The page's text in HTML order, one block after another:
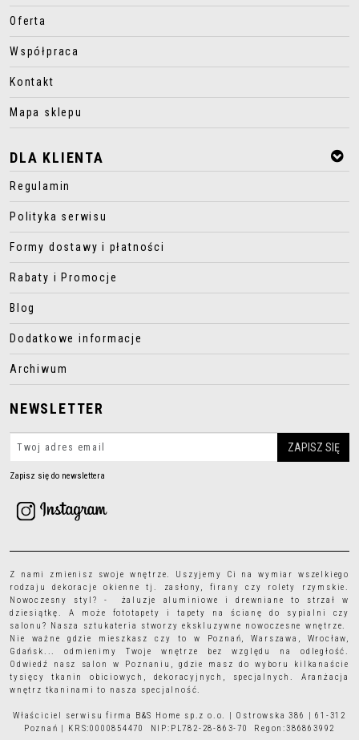
Oferta
Współpraca
Kontakt
Mapa sklepu
DLA KLIENTA
Regulamin
Polityka serwisu
Formy dostawy i płatności
Rabaty i Promocje
Blog
Dodatkowe informacje
Archiwum
NEWSLETTER
Zapisz się do newslettera
Z nami zmienisz swoje wnętrze. Uszyjemy Ci na wymiar wszelkiego
rodzajudekoracje okienne tj. zasłony, firany czy rolety rzymskie.
Nowoczesny styl? - żaluzje aluminiowe i drewniane to strzał w
dziesiątkę. A może fototapety i tapety
na ścianę do sypialni czy
salonu? Nasza sztukateria stworzy ekskluzywne nowoczesne wnętrze.
Nie ważne gdzie mieszkasz czy to w Poznań, Warszawa, Wrocław,
Gdańsk... odmienimy Twoje wnętrze bez względu na odległość.
Odwiedź nasz salon w Poznaniu, gdzie masz do wyboru kilkanaście
tysięcytkanin obiciowych , dekoracyjnych, specjalnych. Aranżacja
wnętrz tkaninami to nasza specjalność.
Właściciel serwisu firma B&S Home sp.z o.o. | Ostrowska 386 | 61-312
Poznań | KRS:0000854470 NIP:PL782-28-863-70 Regon:386863992